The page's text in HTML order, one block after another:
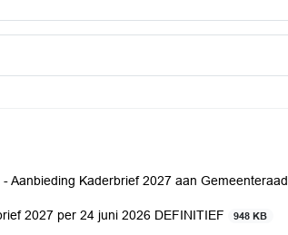
Aanbieding Kaderbrief 2027 aan Gemeenteraad
2027 per 24 juni 2026 DEFINITIEF 948 KB